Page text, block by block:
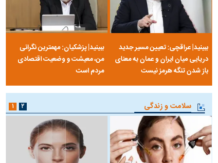
ببینید| عراقچی: تعیین مسیر جدید
دریایی میان ایران و عمان به معنای
باز شدن تنگه هرمز نیست
ببینید| پزشکیان: مهمترین نگرانی
من، معیشت و وضعیت اقتصادی
مردم است
سلامت و زندگی ۱ ۲